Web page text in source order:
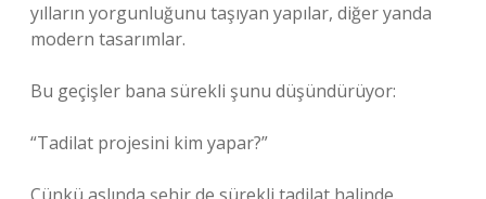
yılların yorgunluğunu taşıyan yapılar, diğer yanda
modern tasarımlar.
Bu geçişler bana sürekli şunu düşündürüyor:
“Tadilat projesini kim yapar?”